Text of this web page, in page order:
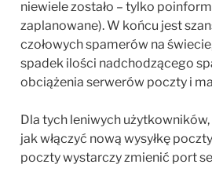
niewiele zostało – tylko
zaplanowane). W końcu jest
czołowych spamerów na
spadek ilości nadchodzącego
obciążenia serwerów poczty i
Dla tych leniwych
jak włączyć nową wysyłkę
poczty wystarczy zmienić port